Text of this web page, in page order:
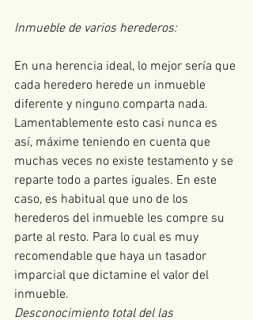
Inmueble de varios herederos:
En una herencia ideal, lo mejor sería que
cada heredero herede un inmueble
diferente y ninguno comparta nada.
Lamentablemente esto casi nunca es
así, máxime teniendo en cuenta que
muchas veces no existe testamento y se
reparte todo a partes iguales. En este
caso, es habitual que uno de los
herederos del inmueble les compre su
parte al resto. Para lo cual es muy
recomendable que haya un tasador
imparcial que dictamine el valor del
inmueble.
Desconocimiento total del las